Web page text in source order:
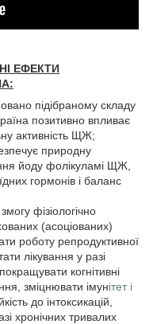
ЕФЕКТИ
підібраному складу
позитивно впливає
активність ЩЖ;
природну
йоду фолікуламі ЩЖ,
гормонів і баланс
фізіологічно
(асоціованих)
роботу репродуктивної
лікування у разі
когнітивні
зміцнювати імунітет і
до інтоксикацій,
хронічних тривалих